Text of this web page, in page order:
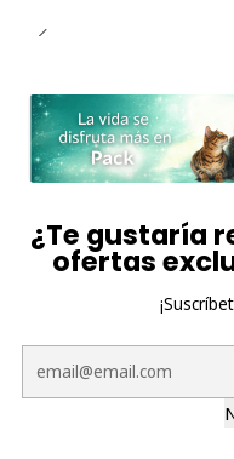
¿Te gustaría
ofertas